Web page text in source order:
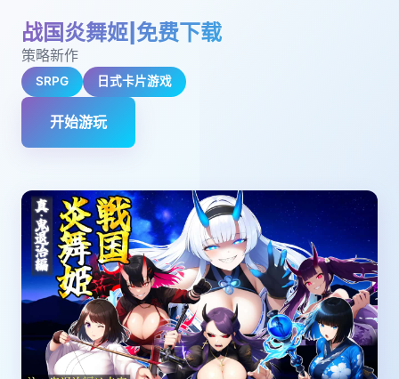
战国炎舞姬|免费下载
策略新作
SRPG 日式卡片游戏
开始游玩